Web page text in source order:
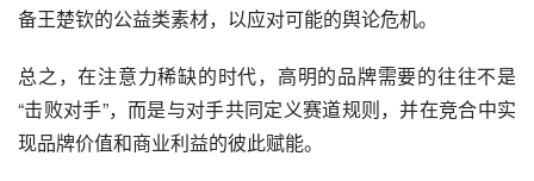
备王楚钦的公益类素材，以应对可能的舆论危机。
总之，在注意力稀缺的时代，高明的品牌需要的往往不是
“击败对手”，而是与对手共同定义赛道规则，并在竞合中实
现品牌价值和商业利益的彼此赋能。